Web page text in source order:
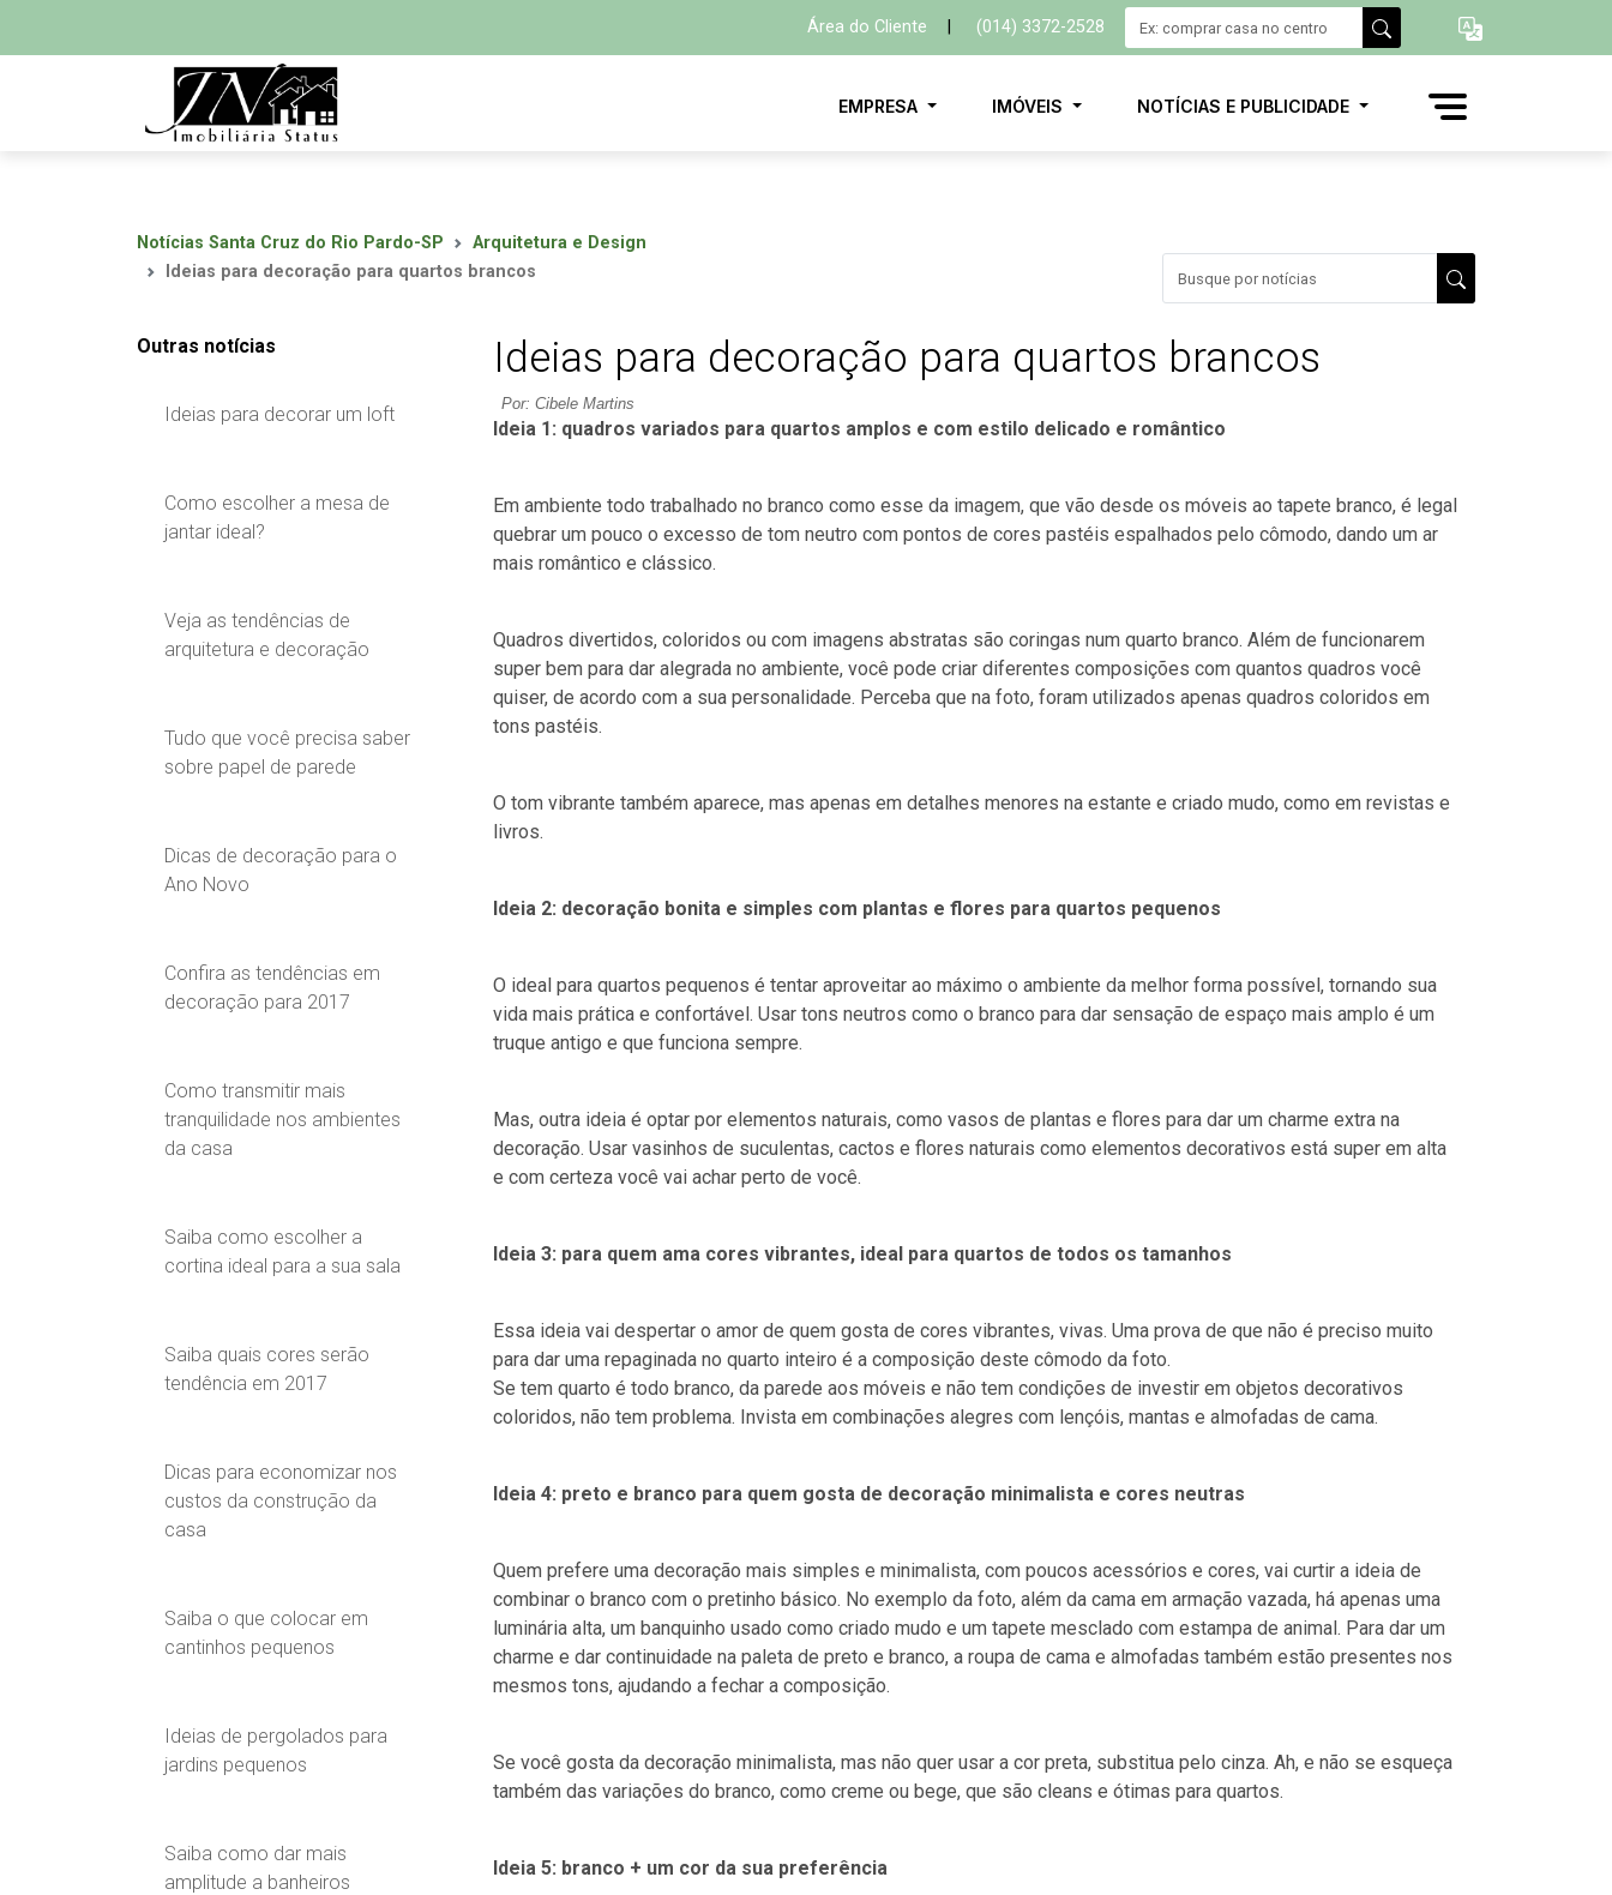
Área do Cliente (014) 3372-2528
EMPRESA IMÓVEIS NOTÍCIAS E PUBLICIDADE
Notícias Santa Cruz do Rio Pardo-SP
Arquitetura e Design
Ideias para decoração para quartos brancos
Outras notícias
Ideias para decorar um loft
Como escolher a mesa de
jantar ideal?
Veja as tendências de
arquitetura e decoração
Tudo que você precisa saber
sobre papel de parede
Dicas de decoração para o
Ano Novo
Confira as tendências em
decoração para 2017
Como transmitir mais
tranquilidade nos ambientes
da casa
Saiba como escolher a
cortina ideal para a sua sala
Saiba quais cores serão
tendência em 2017
Dicas para economizar nos
custos da construção da
casa
Saiba o que colocar em
cantinhos pequenos
Ideias de pergolados para
jardins pequenos
Saiba como dar mais
amplitude a banheiros
Ideias para decoração para quartos brancos
Por: Cibele Martins
Ideia 1: quadros variados para quartos amplos e com estilo delicado e romântico
Em ambiente todo trabalhado no branco como esse da imagem, que vão desde os móveis ao tapete branco, é legal
quebrar um pouco o excesso de tom neutro com pontos de cores pastéis espalhados pelo cômodo, dando um ar
mais romântico e clássico.
Quadros divertidos, coloridos ou com imagens abstratas são coringas num quarto branco. Além de funcionarem
super bem para dar alegrada no ambiente, você pode criar diferentes composições com quantos quadros você
quiser, de acordo com a sua personalidade. Perceba que na foto, foram utilizados apenas quadros coloridos em
tons pastéis.
O tom vibrante também aparece, mas apenas em detalhes menores na estante e criado mudo, como em revistas e
livros.
Ideia 2: decoração bonita e simples com plantas e flores para quartos pequenos
O ideal para quartos pequenos é tentar aproveitar ao máximo o ambiente da melhor forma possível, tornando sua
vida mais prática e confortável. Usar tons neutros como o branco para dar sensação de espaço mais amplo é um
truque antigo e que funciona sempre.
Mas, outra ideia é optar por elementos naturais, como vasos de plantas e flores para dar um charme extra na
decoração. Usar vasinhos de suculentas, cactos e flores naturais como elementos decorativos está super em alta
e com certeza você vai achar perto de você.
Ideia 3: para quem ama cores vibrantes, ideal para quartos de todos os tamanhos
Essa ideia vai despertar o amor de quem gosta de cores vibrantes, vivas. Uma prova de que não é preciso muito
para dar uma repaginada no quarto inteiro é a composição deste cômodo da foto.
Se tem quarto é todo branco, da parede aos móveis e não tem condições de investir em objetos decorativos
coloridos, não tem problema. Invista em combinações alegres com lençóis, mantas e almofadas de cama.
Ideia 4: preto e branco para quem gosta de decoração minimalista e cores neutras
Quem prefere uma decoração mais simples e minimalista, com poucos acessórios e cores, vai curtir a ideia de
combinar o branco com o pretinho básico. No exemplo da foto, além da cama em armação vazada, há apenas uma
luminária alta, um banquinho usado como criado mudo e um tapete mesclado com estampa de animal. Para dar um
charme e dar continuidade na paleta de preto e branco, a roupa de cama e almofadas também estão presentes nos
mesmos tons, ajudando a fechar a composição.
Se você gosta da decoração minimalista, mas não quer usar a cor preta, substitua pelo cinza. Ah, e não se esqueça
também das variações do branco, como creme ou bege, que são cleans e ótimas para quartos.
Ideia 5: branco + um cor da sua preferência